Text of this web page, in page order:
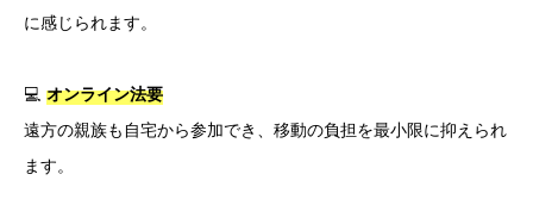
に感じられます。
💻 オンライン法要
遠方の親族も自宅から参加でき、移動の負担を最小限に抑えられ
ます。